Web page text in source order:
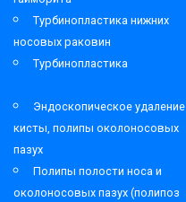
Турбинопластика нижних
носовых раковин
Турбинопластика
Эндоскопическое удаление
кисты, полипы околоносовых
пазух
Полипы полости носа и
околоносовых пазух (полипоз